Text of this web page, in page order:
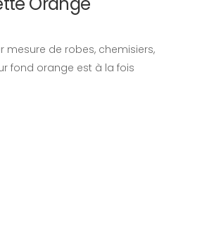
de robes, chemisiers,
fond orange est à la fois